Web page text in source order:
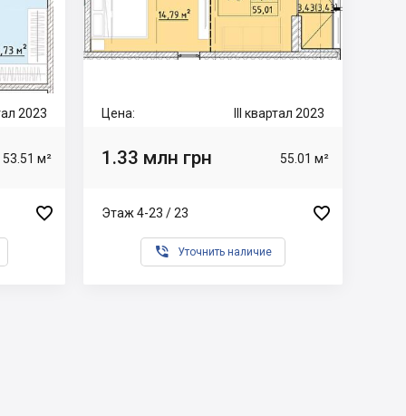
2023
53.51 м²

Цена: III квартал 2023
1.33 млн грн 55.01 м²
Этаж 4-23 / 23 
 Уточнить наличие